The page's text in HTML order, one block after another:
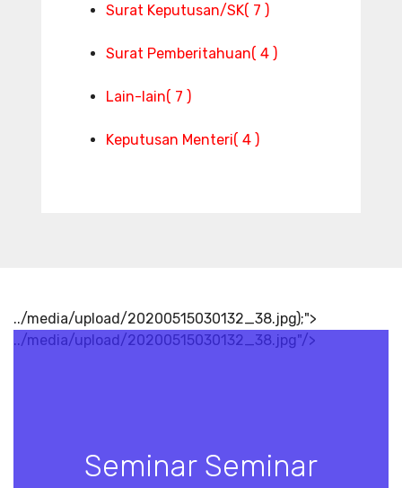
Surat Keputusan/SK( 7 )
Surat Pemberitahuan( 4 )
Lain-lain( 7 )
Keputusan Menteri( 4 )
../media/upload/20200515030132_38.jpg);">
../media/upload/20200515030132_38.jpg"/>
Seminar Seminar